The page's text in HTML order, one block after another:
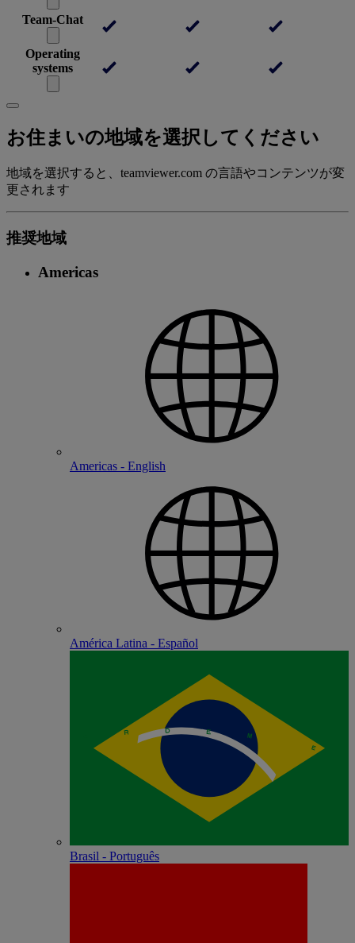
Team-Chat
Operating
systems
お住まいの地域を選択してください
地域を選択すると、teamviewer.com の言語やコンテンツが変
更されます
推奨地域
Americas
Americas - English
América Latina - Español
Brasil - Português